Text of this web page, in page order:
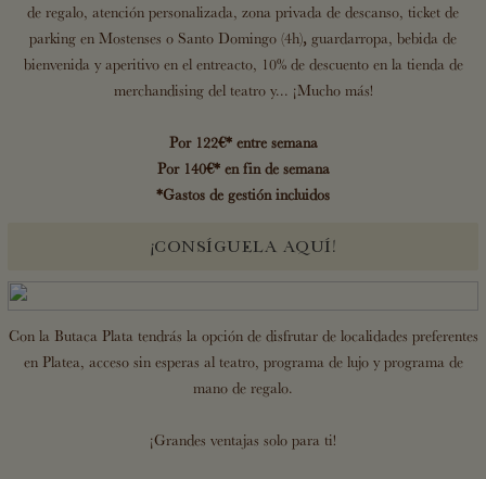
de regalo, atención personalizada, zona privada de descanso, ticket de
parking en Mostenses o Santo Domingo (4h), guardarropa, bebida de
bienvenida y aperitivo en el entreacto, 10% de descuento en la tienda de
merchandising del teatro y... ¡Mucho más!
Por 122€* entre semana
Por 140€* en fin de semana
*Gastos de gestión incluidos
¡CONSÍGUELA AQUÍ!
Con la Butaca Plata tendrás la opción de disfrutar de localidades preferentes
en Platea, acceso sin esperas al teatro, programa de lujo y programa de
mano de regalo.
¡Grandes ventajas solo para ti!